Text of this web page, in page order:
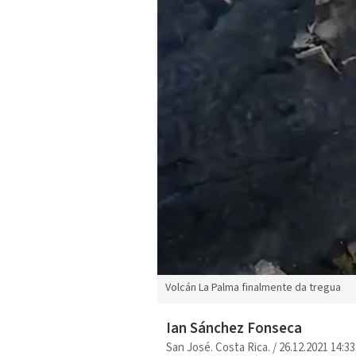
Volcán La Palma finalmente da tregua
Ian Sánchez Fonseca
San José. Costa Rica./26.12.2021